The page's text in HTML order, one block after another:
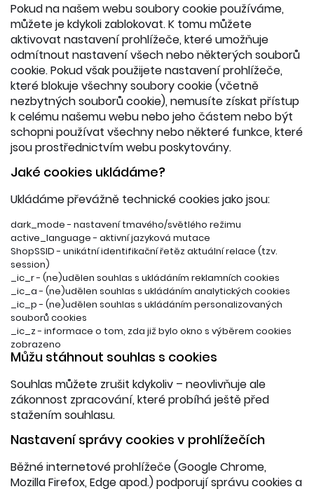
Pokud na našem webu soubory cookie používáme,
můžete je kdykoli zablokovat. K tomu můžete
aktivovat nastavení prohlížeče, které umožňuje
odmítnout nastavení všech nebo některých souborů
cookie. Pokud však použijete nastavení prohlížeče,
které blokuje všechny soubory cookie (včetně
nezbytných souborů cookie), nemusíte získat přístup
k celému našemu webu nebo jeho částem nebo být
schopni používat všechny nebo některé funkce, které
jsou prostřednictvím webu poskytovány.
Jaké cookies ukládáme?
Ukládáme převážně technické cookies jako jsou:
dark_mode - nastavení tmavého/světlého režimu
active_language - aktivní jazyková mutace
ShopSSID - unikátní identifikační řetěz aktuální relace (tzv.
session)
_ic_r - (ne)udělen souhlas s ukládáním reklamních cookies
_ic_a - (ne)udělen souhlas s ukládáním analytických cookies
_ic_p - (ne)udělen souhlas s ukládáním personalizovaných
souborů cookies
_ic_z - informace o tom, zda již bylo okno s výběrem cookies
zobrazeno
Můžu stáhnout souhlas s cookies
Souhlas můžete zrušit kdykoliv – neovlivňuje ale
zákonnost zpracování, které probíhá ještě před
stažením souhlasu.
Nastavení správy cookies v prohlížečích
Běžné internetové prohlížeče (Google Chrome,
Mozilla Firefox, Edge apod.) podporují správu cookies a